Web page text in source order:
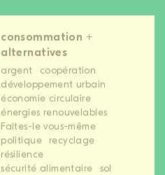
consommation +
alternatives
argent
coopération
développement urbain
économie circulaire
énergies renouvelables
Faites-le vous-même
politique
recyclage
résilience
sécurité alimentaire
sol